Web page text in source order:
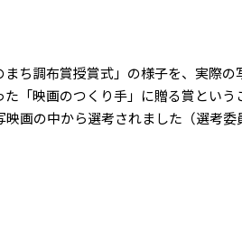
ち調布賞授賞式」の様子を、実際の
「映画のつくり手」に贈る賞という
画の中から選考されました（選考